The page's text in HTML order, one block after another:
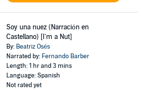
Soy una nuez (Narración en
Castellano) [I'm a Nut]
By: Beatriz Osés
Narrated by: Fernando Barber
Length: 1 hr and 3 mins
Language: Spanish
Not rated yet